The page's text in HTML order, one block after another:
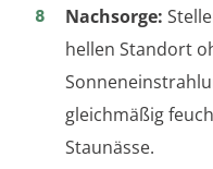
Nachsorge:
hellen Standort
gleichmäßig
Staunässe.